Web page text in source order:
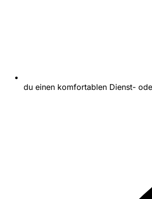
du einen komfortablen Dienst-